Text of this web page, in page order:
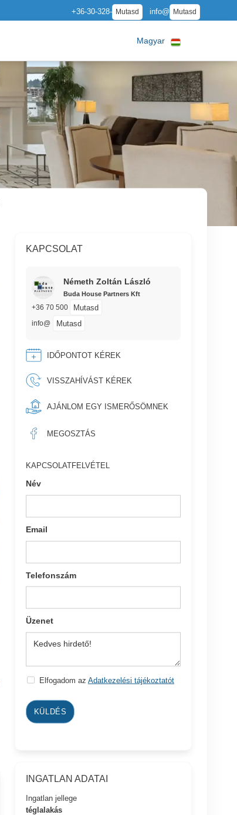
+36-30-328- Mutasd info@ Mutasd
Magyar
KAPCSOLAT
Németh Zoltán László
Buda House Partners Kft
+36 70 500 Mutasd
info@ Mutasd
IDŐPONTOT KÉREK
VISSZAHÍVÁST KÉREK
AJÁNLOM EGY ISMERŐSÖMNEK
MEGOSZTÁS
KAPCSOLATFELVÉTEL
Név
Email
Telefonszám
Üzenet
Elfogadom az Adatkezelési tájékoztatót
KÜLDÉS
INGATLAN ADATAI
Ingatlan jellege
téglalakás